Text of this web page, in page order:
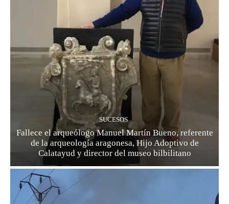
SUCESOS
Fallece el arqueólogo Manuel Martín Bueno, referente
de la arqueología aragonesa, Hijo Adoptivo de
Calatayud y director del museo bilbilitano